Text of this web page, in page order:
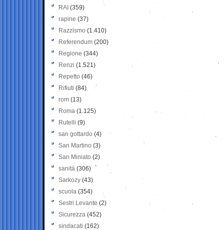
RAI (359)
rapine (37)
Razzismo (1.410)
Referendum (200)
Regione (344)
Renzi (1.521)
Repetto (46)
Rifiuti (84)
rom (13)
Roma (1.125)
Rutelli (9)
san gottardo (4)
San Martino (3)
San Miniato (2)
sanità (306)
Sarkozy (43)
scuola (354)
Sestri Levante (2)
Sicurezza (452)
sindacati (162)